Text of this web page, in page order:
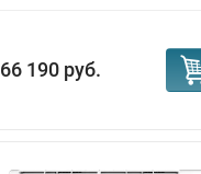
66 190 руб.